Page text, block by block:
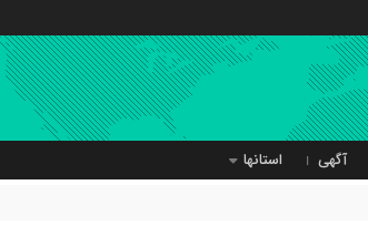
آگهی استانها